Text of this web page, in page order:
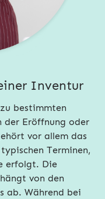
Inventur
bestimmten
der Eröffnung oder
vor allem das
Terminen,
erfolgt. Die
von den
ab. Während bei